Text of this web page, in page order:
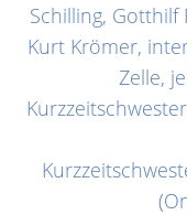
Schilling, Gotthilf
Kurt Krömer,
Zelle,